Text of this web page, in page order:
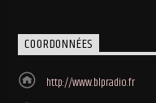
COORDONNÉES
http://www.blpradio.fr